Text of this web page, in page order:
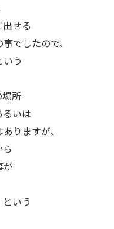
せる
でしたので、
う
所
るいは
りますが、
が
いう